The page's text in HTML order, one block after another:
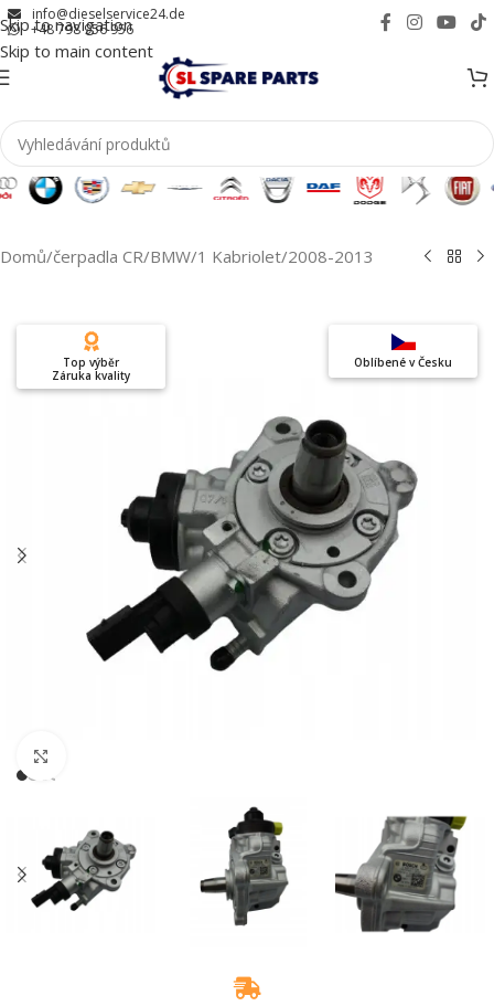
Skip to navigation
Skip to main content
info@dieselservice24.de
+48 798 956 956
Domů/čerpadla CR/BMW/1 Kabriolet/2008-2013
Oblíbené v Česku
Top výběr
Záruka kvality